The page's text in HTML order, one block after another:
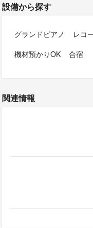
設備から探す
グランドピアノ レコ
機材預かりOK
合宿
関連情報